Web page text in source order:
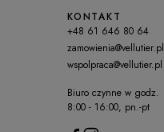
KONTAKT
+48 61 646 80 64
zamowienia@vellutier.pl
wspolpraca@vellutier.pl
Biuro czynne w godz.
8:00 - 16:00, pn.-pt